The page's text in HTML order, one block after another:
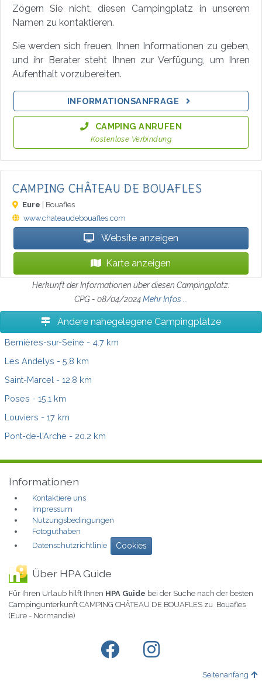
Zögern Sie nicht, diesen Campingplatz in unserem
Namen zu kontaktieren.
Sie werden sich freuen, Ihnen Informationen zu geben,
und ihr Berater steht Ihnen zur Verfügung, um Ihren
Aufenthalt vorzubereiten.
INFORMATIONSANFRAGE
CAMPING ANRUFEN
Kostenlose Verbindung
CAMPING CHÂTEAU DE BOUAFLES
Eure | Bouafles
www.chateaudebouafles.com
Website anzeigen
Karte anzeigen
Herkunft der Informationen über diesen Campingplatz:
CPG - 08/04/2024Mehr Infos ...
Andere nahegelegene Campingplätze
Bernières-sur-Seine - 4.7 km
Les Andelys - 5.8 km
Saint-Marcel - 12.8 km
Poses - 15.1 km
Louviers - 17 km
Pont-de-l'Arche - 20.2 km
Informationen
Kontaktiere uns
Impressum
Nutzungsbedingungen
Fotoguthaben
Datenschutzrichtlinie
Cookies
Über HPA Guide
Für Ihren Urlaub hilft Ihnen HPA Guide bei der Suche nach der besten
Campingunterkunft CAMPING CHÂTEAU DE BOUAFLES zu Bouafles
(Eure - Normandie)
Seitenanfang